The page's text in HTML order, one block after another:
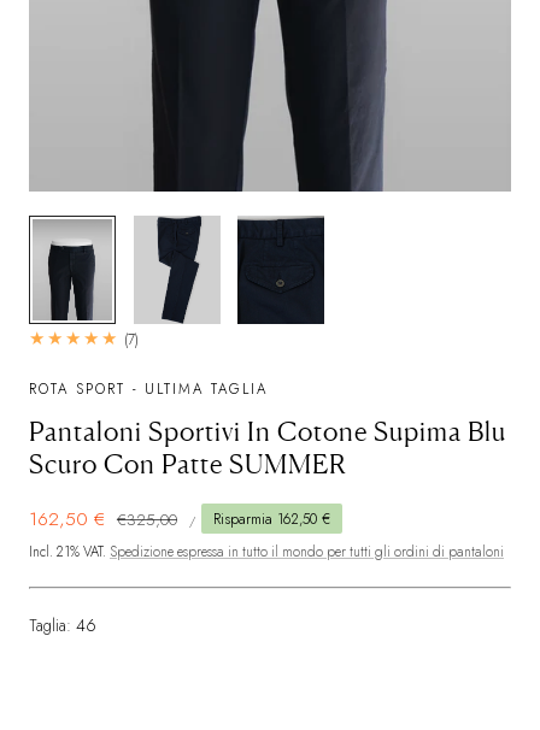
1/3
(7)7
totali
ROTA SPORT - ULTIMA TAGLIA
Pantaloni Sportivi In Cotone Supima Blu
Scuro Con Patte SUMMER
Prezzo
di
162,50 € Prezzo
normale
€325,00
PREZZO
UNITARIO
/PERRisparmia 162,50 €
Incl. 21% VAT. Spedizione espressa in tutto il mondo per tutti gli ordini di pantaloni
Taglia: 46